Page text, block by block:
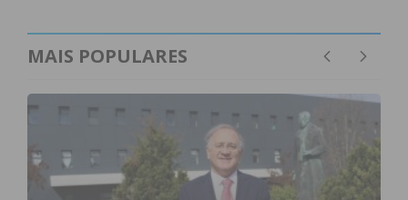
MAIS POPULARES